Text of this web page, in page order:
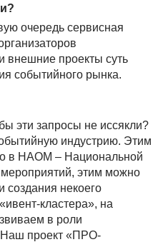
очередь сервисная
внешние проекты суть
событийного рынка.
эти запросы не иссякли?
индустрию. Этим
в НАОМ – Национальной
этим можно
создания некоего
кластера», на
в роли
проект «ПРО-